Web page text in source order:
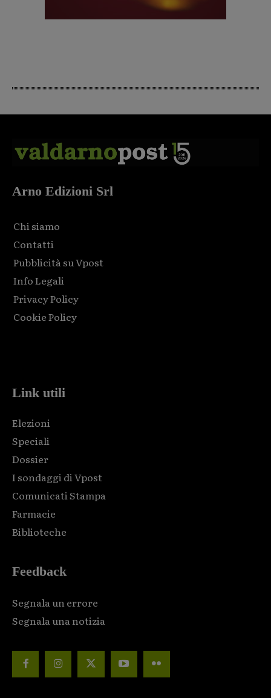
Arno Edizioni Srl
Chi siamo
Contatti
Pubblicità su Vpost
Info Legali
Privacy Policy
Cookie Policy
Link utili
Elezioni
Speciali
Dossier
I sondaggi di Vpost
Comunicati Stampa
Farmacie
Biblioteche
Feedback
Segnala un errore
Segnala una notizia